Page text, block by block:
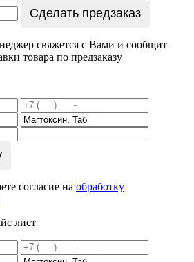
Сделать предзаказ
свяжется с Вами и сообщит
товара по предзаказу
согласие на обработку
лист